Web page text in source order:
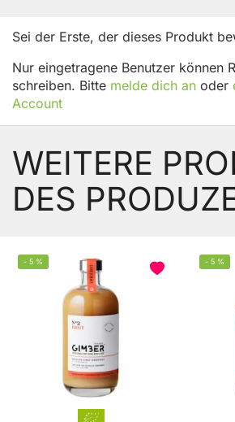
Sei der Erste, der dieses Produkt
Nur eingetragene Benutzer können
schreiben. Bitte melde dich an oder
Account
WEITERE
DES
- 5 % - 5 %